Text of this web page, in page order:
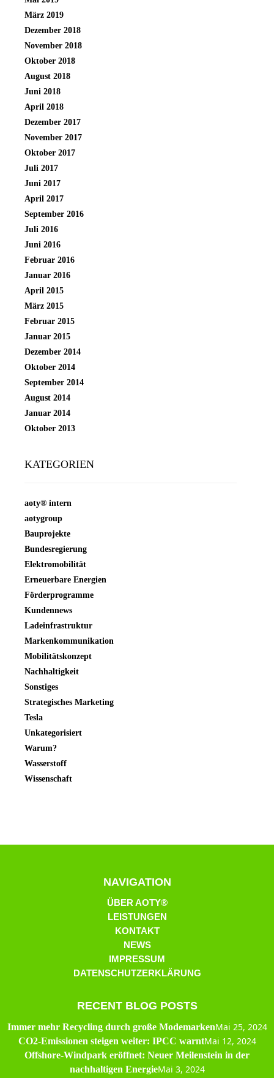
März 2019
Dezember 2018
November 2018
Oktober 2018
August 2018
Juni 2018
April 2018
Dezember 2017
November 2017
Oktober 2017
Juli 2017
Juni 2017
April 2017
September 2016
Juli 2016
Juni 2016
Februar 2016
Januar 2016
April 2015
März 2015
Februar 2015
Januar 2015
Dezember 2014
Oktober 2014
September 2014
August 2014
Januar 2014
Oktober 2013
KATEGORIEN
aoty® intern
aotygroup
Bauprojekte
Bundesregierung
Elektromobilität
Erneuerbare Energien
Förderprogramme
Kundennews
Ladeinfrastruktur
Markenkommunikation
Mobilitätskonzept
Nachhaltigkeit
Sonstiges
Strategisches Marketing
Tesla
Unkategorisiert
Warum?
Wasserstoff
Wissenschaft
NAVIGATION
ÜBER AOTY®
LEISTUNGEN
KONTAKT
NEWS
IMPRESSUM
DATENSCHUTZERKLÄRUNG
RECENT BLOG POSTS
Immer mehr Recycling durch große ModemarkenMai 25, 2024
CO2-Emissionen steigen weiter: IPCC warntMai 12, 2024
Offshore-Windpark eröffnet: Neuer Meilenstein in der
nachhaltigen EnergieMai 3, 2024